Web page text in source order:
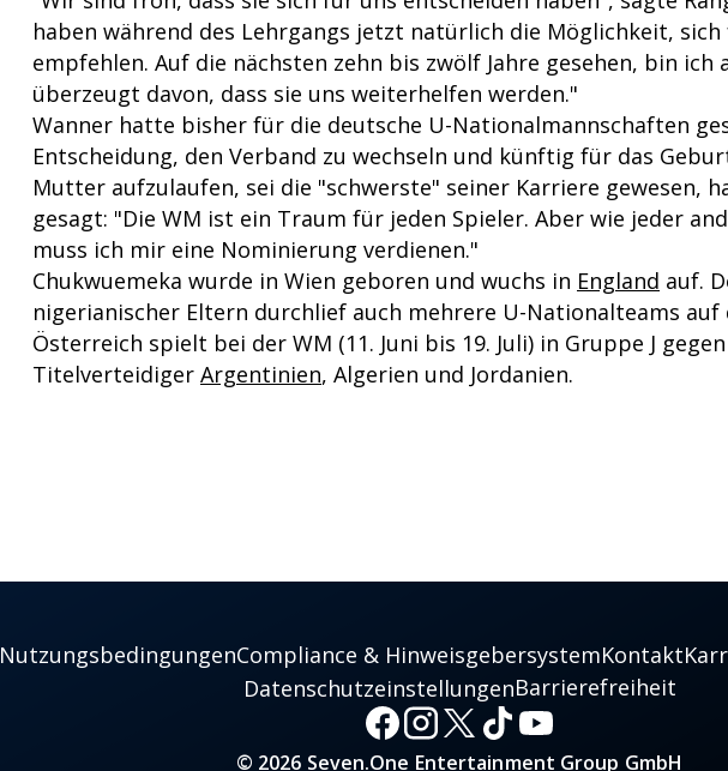
haben während des Lehrgangs jetzt natürlich die Möglichkeit, sich
empfehlen. Auf die nächsten zehn bis zwölf Jahre gesehen, bin ich
überzeugt davon, dass sie uns weiterhelfen werden."
Wanner hatte bisher für die deutsche U-Nationalmannschaften
Entscheidung, den Verband zu wechseln und künftig für das
Mutter aufzulaufen, sei die "schwerste" seiner Karriere gewesen,
gesagt: "Die WM ist ein Traum für jeden Spieler. Aber wie jeder
muss ich mir eine Nominierung verdienen."
Chukwuemeka wurde in Wien geboren und wuchs in England auf.
nigerianischer Eltern durchlief auch mehrere U-Nationalteams auf
Österreich spielt bei der WM (11. Juni bis 19. Juli) in Gruppe J gegen
Titelverteidiger Argentinien, Algerien und Jordanien.
NutzungsbedingungenCompliance & HinweisgebersystemKontakt
DatenschutzeinstellungenBarrierefreiheit
© 2026 Seven.One Entertainment Group GmbH